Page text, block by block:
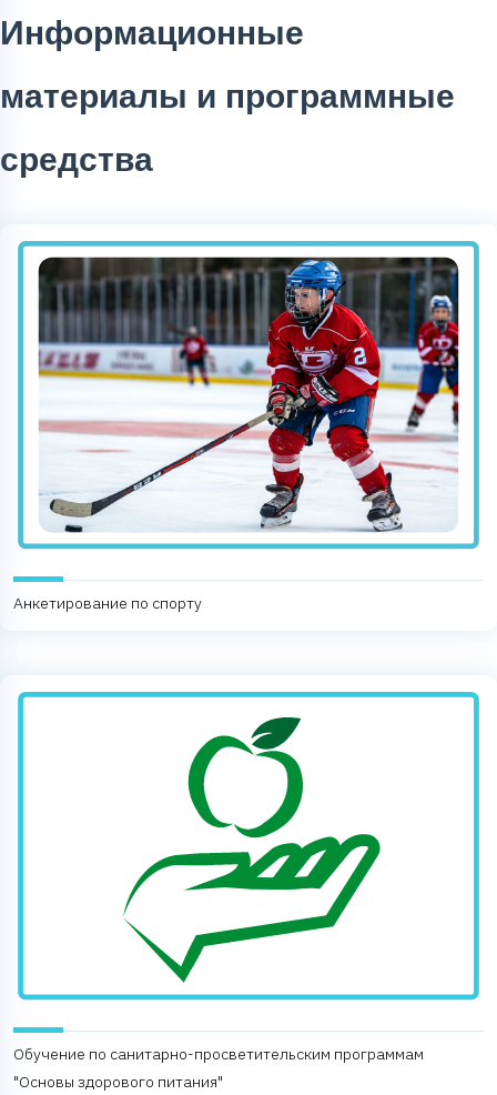
Информационные
материалы и программные
средства
Анкетирование по спорту
Обучение по санитарно-просветительским программам
"Основы здорового питания"